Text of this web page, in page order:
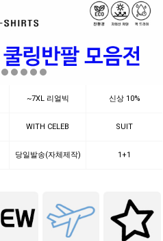
~7XL 리얼빅 신상 10%
WITH CELEB SUIT
당일발송(자체제작) 1+1